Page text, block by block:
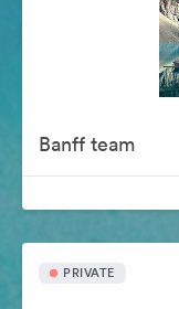
Banff team
PRIVATE